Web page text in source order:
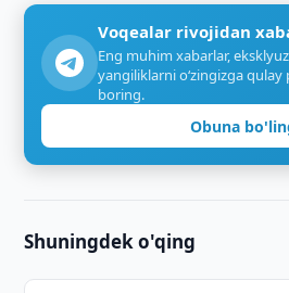
Voqealar rivojidan
Eng muhim xabarlar,
yangiliklarni o‘zingizga
boring.
Obuna
Shuningdek o'qing